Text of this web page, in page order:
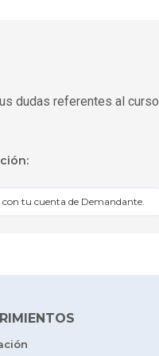
dudas referentes al curso.
tu cuenta de Demandante.